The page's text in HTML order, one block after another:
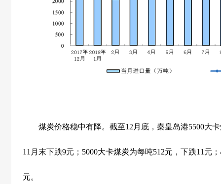
煤炭价格稳中有降。截至12 月底，秦皇岛港5500大
11 月末下跌9元； 5000大卡煤炭为每吨512元，下跌11 元；
元。